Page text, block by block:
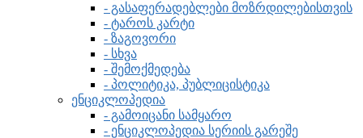
- გასაფერადებლები მოზრდილებისთვის
- ტაროს კარტი
- ზაგოვორი
- სხვა
- შემოქმედება
- პოლიტიკა, პუბლიცისტიკა
ენციკლოპედია
- გამოიცანი სამყარო
- ენციკლოპედია სერიის გარეშე